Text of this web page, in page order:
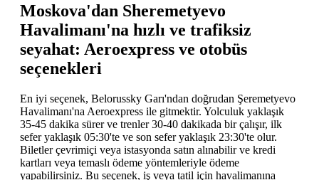
Moskova'dan Sheremetyevo
Havalimanı'na hızlı ve trafiksiz
seyahat: Aeroexpress ve otobüs
seçenekleri
En iyi seçenek, Belorussky Garı'ndan doğrudan Şeremetyevo
Havalimanı'na Aeroexpress ile gitmektir. Yolculuk yaklaşık
35-45 dakika sürer ve trenler 30-40 dakikada bir çalışır, ilk
sefer yaklaşık 05:30'te ve son sefer yaklaşık 23:30'te olur.
Biletler çevrimiçi veya istasyonda satın alınabilir ve kredi
kartları veya temaslı ödeme yöntemleriyle ödeme
yapabilirsiniz. Bu seçenek, iş veya tatil için havalimanına